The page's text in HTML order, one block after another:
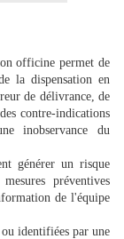
officine permet de
la dispensation en
de délivrance, de
contre-indications
inobservance du
générer un risque
préventives
de l'équipe
identifiées par une